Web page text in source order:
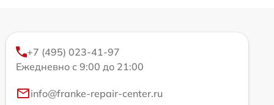
+7 (495) 023-41-97
Ежедневно с 9:00 до 21:00
info@franke-repair-center.ru